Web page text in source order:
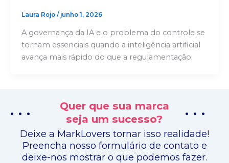
Laura Rojo / junho 1, 2026
A governança da IA e o problema do controle se
tornam essenciais quando a inteligência artificial
avança mais rápido do que a regulamentação.
. . .
Quer que sua marca
seja um sucesso?
. . .
Deixe a MarkLovers tornar isso realidade!
Preencha nosso formulário de contato e
deixe-nos mostrar o que podemos fazer.